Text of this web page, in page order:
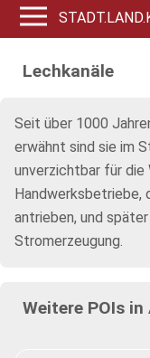
Lechkanäle
Seit über 1000
erwähnt sind sie im
unverzichtbar für die
Handwerksbetriebe,
antrieben, und
Stromerzeugung.
Weitere POIs in